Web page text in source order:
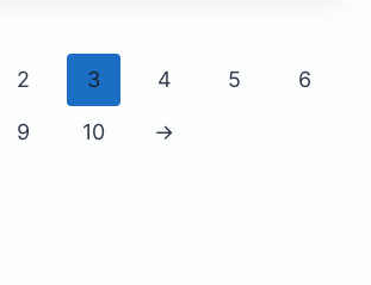
2 3 4 5 6
9 10 →